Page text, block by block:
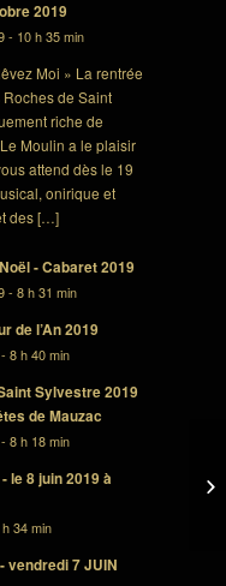
2019
- 10 h 35 min
Moi » La rentrée
de Saint
riche de
Moulin a le plaisir
attend dès le 19
onirique et
des […]
- Cabaret 2019
- 8 h 31 min
de l’An 2019
8 h 40 min
Sylvestre 2019
de Mauzac
8 h 18 min
le 8 juin 2019 à
34 min
vendredi 7 JUIN